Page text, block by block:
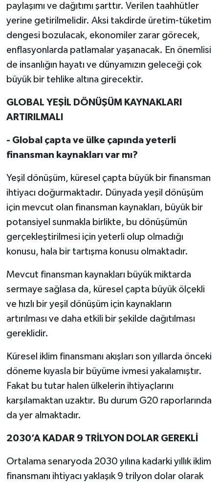
paylaşımı ve dağıtımı şarttır. Verilen taahhütler
yerine getirilmelidir. Aksi takdirde üretim-tüketim
dengesi bozulacak, ekonomiler zarar görecek,
enflasyonlarda patlamalar yaşanacak. En önemlisi
de insanlığın hayatı ve dünyamızın geleceği çok
büyük bir tehlike altına girecektir.
GLOBAL YEŞİL DÖNÜŞÜM KAYNAKLARI
ARTIRILMALI
- Global çapta ve ülke çapında yeterli
finansman kaynakları var mı?
Yeşil dönüşüm, küresel çapta büyük bir finansman
ihtiyacı doğurmaktadır. Dünyada yeşil dönüşüm
için mevcut olan finansman kaynakları, büyük bir
potansiyel sunmakla birlikte, bu dönüşümün
gerçekleştirilmesi için yeterli olup olmadığı
konusu, hala bir tartışma konusu olmaktadır.
Mevcut finansman kaynakları büyük miktarda
sermaye sağlasa da, küresel çapta büyük ölçekli
ve hızlı bir yeşil dönüşüm için kaynakların
artırılması ve daha etkili bir şekilde dağıtılması
gereklidir.
Küresel iklim finansmanı akışları son yıllarda önceki
döneme kıyasla bir büyüme ivmesi yakalamıştır.
Fakat bu tutar halen ülkelerin ihtiyaçlarını
karşılamaktan uzaktır. Bu durum G20 raporlarında
da yer almaktadır.
2030’A KADAR 9 TRİLYON DOLAR GEREKLİ
Ortalama senaryoda 2030 yılına kadarki yıllık iklim
finansmanı ihtiyacı yaklaşık 9 trilyon dolar olarak